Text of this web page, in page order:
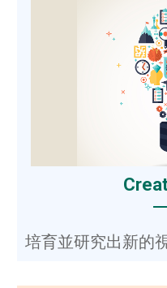
培育並研究出新的